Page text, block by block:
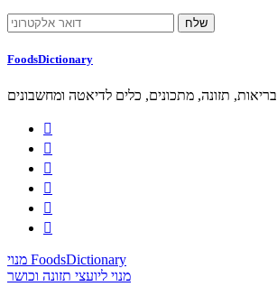
FoodsDictionary
בריאות, תזונה, מתכונים, כלים לדיאטה ומחשבונים






מנוי FoodsDictionary
מנוי ליועצי תזונה וכושר